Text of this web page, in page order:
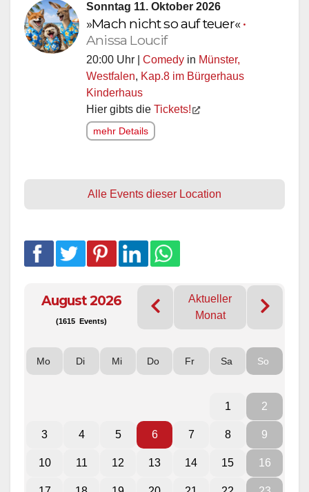
Sonntag 11. Oktober 2026
»Mach nicht so auf teuer«•
Anissa Loucif
20:00 Uhr | Comedy in Münster,
Westfalen, Kap.8 im Bürgerhaus
Kinderhaus
Hier gibts die Tickets!
mehr Details
Alle Events dieser Location
August 2026
(1615 Events)
Aktueller
Monat
Mo Di Mi Do Fr Sa So
1 2
3 4 5 6 7 8 9
10 11 12 13 14 15 16